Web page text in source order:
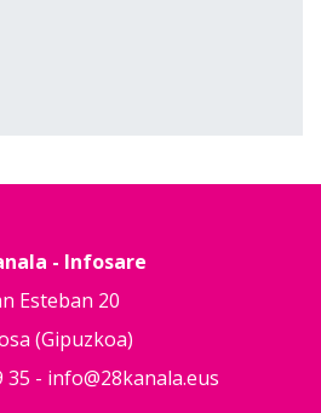
- Infosare
Esteban 20
(Gipuzkoa)
35 - info@28kanala.eus